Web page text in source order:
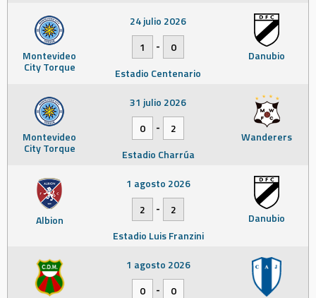
Montevideo
City Torque
Danubio
24 julio 2026
1
-
0
Estadio Centenario
Montevideo
City Torque
Wanderers
31 julio 2026
0
-
2
Estadio Charrúa
Albion Danubio
1 agosto 2026
2
-
2
Estadio Luis Franzini
1 agosto 2026
0
- 0